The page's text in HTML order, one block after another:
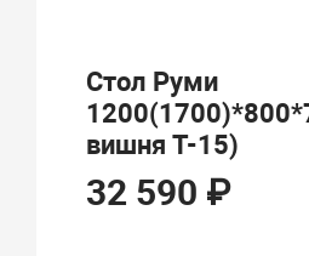
Стол Руми
вишня Т-15)
32 590 ₽